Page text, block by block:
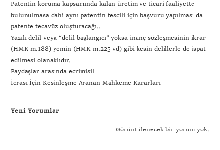
Patentin koruma kapsamında kalan üretim ve ticari faaliyette
bulunulmasa dahi aynı patentin tescili için başvuru yapılması da
patente tecavüz oluşturacağı..
Yazılı delil veya “delil başlangıcı” yoksa inanç sözleşmesinin ikrar
(HMK m.188) yemin (HMK m.225 vd) gibi kesin delillerle de ispat
edilmesi olanaklıdır.
Paydaşlar arasında ecrimisil
İcrası İçin Kesinleşme Aranan Mahkeme Kararları
Yeni Yorumlar
Görüntülenecek bir yorum yok.